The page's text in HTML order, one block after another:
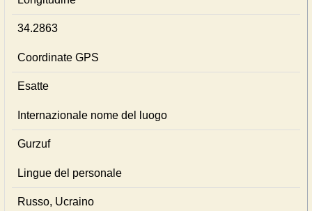
34.2863
Coordinate GPS
Esatte
Internazionale nome del luogo
Gurzuf
Lingue del personale
Russo, Ucraino